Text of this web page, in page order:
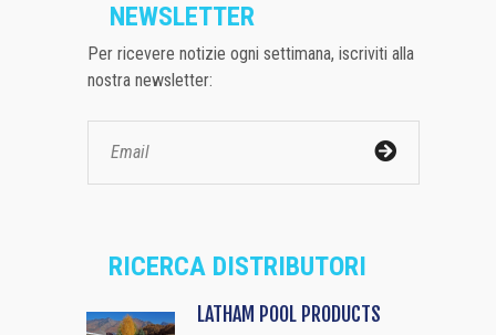
NEWSLETTER
Per ricevere notizie ogni settimana, iscriviti alla
nostra newsletter:
RICERCA DISTRIBUTORI
LATHAM POOL PRODUCTS